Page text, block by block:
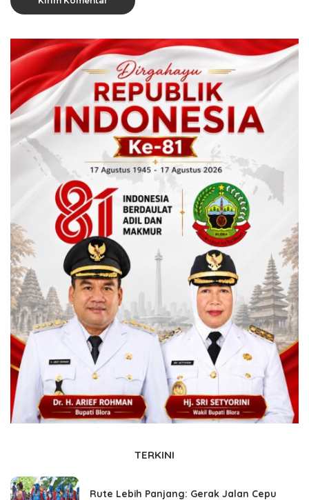
TERKINI
Rute Lebih Panjang: Gerak Jalan Cepu